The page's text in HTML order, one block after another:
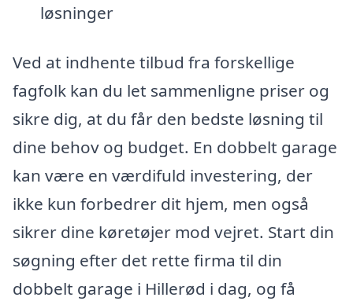
løsninger
Ved at indhente tilbud fra forskellige
fagfolk kan du let sammenligne priser og
sikre dig, at du får den bedste løsning til
dine behov og budget. En dobbelt garage
kan være en værdifuld investering, der
ikke kun forbedrer dit hjem, men også
sikrer dine køretøjer mod vejret. Start din
søgning efter det rette firma til din
dobbelt garage i Hillerød i dag, og få